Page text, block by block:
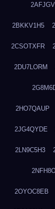
2BKKV1H5
2CSOTXFR
2DU7LORM
2HO7QAUP
2JG4QYDE
2LN9C5H3
2OYOC8EB